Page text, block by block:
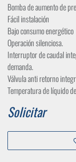
Bomba de aumento de
Fácil instalación
Bajo consumo energético
Operación silenciosa.
Interruptor de caudal
demanda.
Válvula anti retorno
Temperatura de líquido
Solicitar